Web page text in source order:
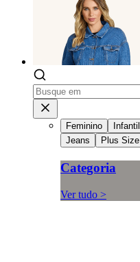
Feminino Infantil
Jeans
Plus Size
Categoria
Ver tudo >